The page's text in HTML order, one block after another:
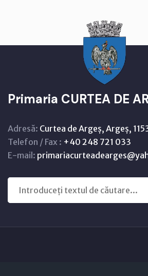
Primaria CURTEA DE
Adresă: Curtea de Argeș, Argeș,
Telefon / Fax : +40 248 721 033
E-mail: